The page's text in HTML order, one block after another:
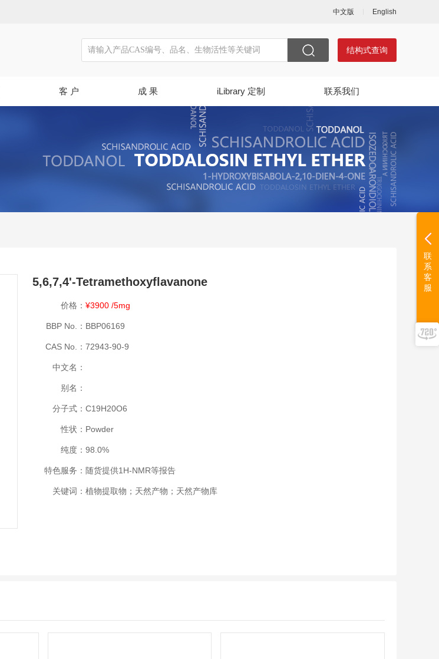
中文版 English
结构式查询
客 户 成 果 iLibrary 定制 联系我们
5,6,7,4'-Tetramethoxyflavanone
价格： ¥3900 /5mg
BBP No.： BBP06169
CAS No.： 72943-90-9
中文名：
别名：
分子式： C19H20O6
性状： Powder
纯度： 98.0%
特色服务： 随货提供1H-NMR等报告
关键词： 植物提取物；天然产物；天然产物库
联
系
客
服